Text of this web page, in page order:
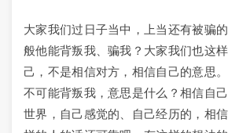
大家我们过日子当中，上当还有被骗
般他能背叛我、骗我？大家我们也这
己，不是相信对方，相信自己的意思
不可能背叛我，意思是什么？相信自
世界，自己感觉的、自己经历的，相